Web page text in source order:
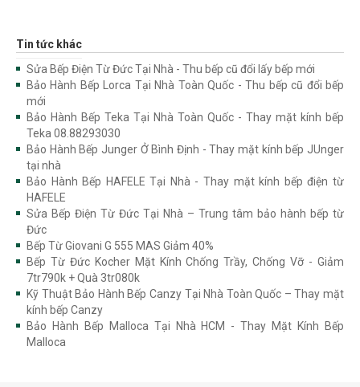
Tin tức khác
Sửa Bếp Điện Từ Đức Tại Nhà - Thu bếp cũ đổi lấy bếp mới
Bảo Hành Bếp Lorca Tại Nhà Toàn Quốc - Thu bếp cũ đổi bếp
mới
Bảo Hành Bếp Teka Tại Nhà Toàn Quốc - Thay mặt kính bếp
Teka 08.88293030
Bảo Hành Bếp Junger Ở Bình Định - Thay mặt kính bếp JUnger
tại nhà
Bảo Hành Bếp HAFELE Tại Nhà - Thay mặt kính bếp điện từ
HAFELE
Sửa Bếp Điện Từ Đức Tại Nhà – Trung tâm bảo hành bếp từ
Đức
Bếp Từ Giovani G 555 MAS Giảm 40%
Bếp Từ Đức Kocher Mặt Kính Chống Trầy, Chống Vỡ - Giảm
7tr790k + Quà 3tr080k
Kỹ Thuật Bảo Hành Bếp Canzy Tại Nhà Toàn Quốc – Thay mặt
kính bếp Canzy
Bảo Hành Bếp Malloca Tại Nhà HCM - Thay Mặt Kính Bếp
Malloca